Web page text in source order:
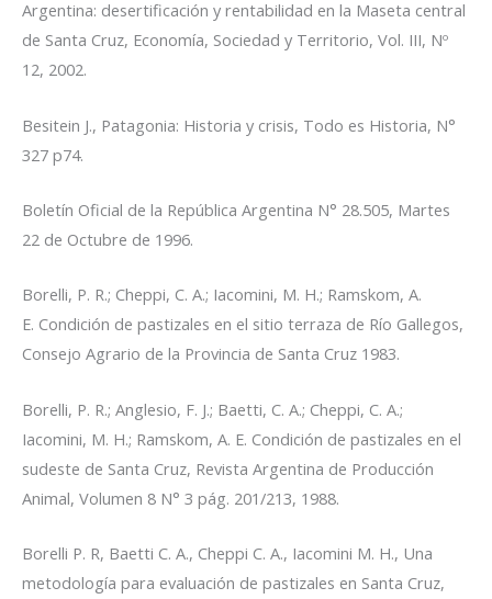
Argentina: desertificación y rentabilidad en la Maseta central
de Santa Cruz, Economía, Sociedad y Territorio, Vol. III, Nº
12, 2002.
Besitein J., Patagonia: Historia y crisis, Todo es Historia, N°
327 p74.
Boletín Oficial de la República Argentina N° 28.505, Martes
22 de Octubre de 1996.
Borelli, P. R.; Cheppi, C. A.; Iacomini, M. H.; Ramskom, A.
E. Condición de pastizales en el sitio terraza de Río Gallegos,
Consejo Agrario de la Provincia de Santa Cruz 1983.
Borelli, P. R.; Anglesio, F. J.; Baetti, C. A.; Cheppi, C. A.;
Iacomini, M. H.; Ramskom, A. E. Condición de pastizales en el
sudeste de Santa Cruz, Revista Argentina de Producción
Animal, Volumen 8 N° 3 pág. 201/213, 1988.
Borelli P. R, Baetti C. A., Cheppi C. A., Iacomini M. H., Una
metodología para evaluación de pastizales en Santa Cruz,